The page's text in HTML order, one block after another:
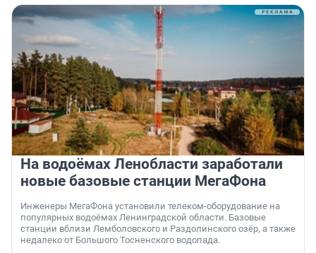
На водоёмах Ленобласти заработали
новые базовые станции МегаФона
Инженеры МегаФона установили телеком-оборудование на
популярных водоёмах Ленинградской области. Базовые
станции вблизи Лемболовского и Раздолинского озёр, а также
недалеко от Большого Тосненского водопада.